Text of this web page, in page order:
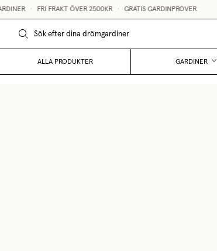
• FRI FRAKT ÖVER 2500KR • GRATIS GARDINPROVER
ALLA PRODUKTER GARDINER